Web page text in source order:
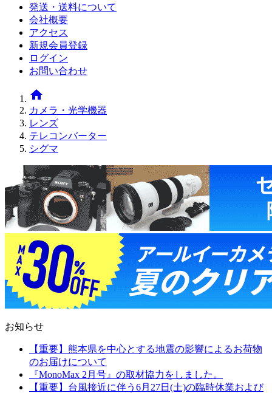
発送・送料について
会社概要
アクセス
新規会員登録
ログイン
お問い合わせ
home
カメラ・光学機器
レンズ
テレコンバーター
シグマ
お知らせ
【重要】熊本県を中心とする地震の影響によるお荷物
のお届けについて
『MonoMax 2月号』の取材協力をしました。
【重要】台風接近に伴う6月27日(土)の臨時休業および